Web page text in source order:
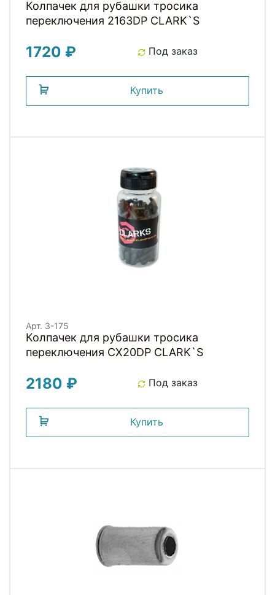
Колпачек для рубашки тросика
переключения 2163DP СLARK`S
1720 ₽ Под заказ
Купить
Арт. 3-175
Колпачек для рубашки тросика
переключения CX20DP СLARK`S
2180 ₽ Под заказ
Купить